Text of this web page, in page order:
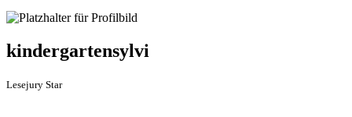
kindergartensylvi
Lesejury Star